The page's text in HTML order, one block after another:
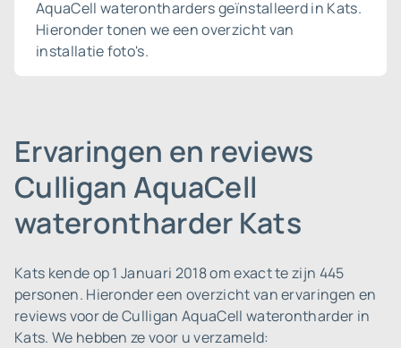
AquaCell waterontharders geïnstalleerd in Kats.
Hieronder tonen we een overzicht van
installatie foto's.
Ervaringen en reviews
Culligan AquaCell
waterontharder Kats
Kats kende op 1 Januari 2018 om exact te zijn 445
personen. Hieronder een overzicht van ervaringen en
reviews voor de Culligan AquaCell waterontharder in
Kats. We hebben ze voor u verzameld: